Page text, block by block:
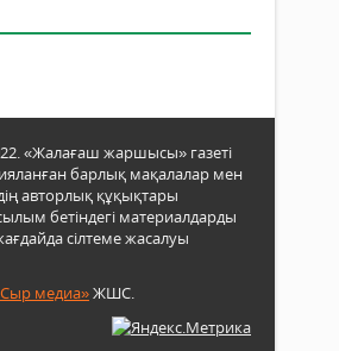
«Жалағаш жаршысы» газеті
барлық мақалалар мен
авторлық құқықтары
бетіндегі материалдарды
сілтеме жасалуы
медиа»ЖШС.